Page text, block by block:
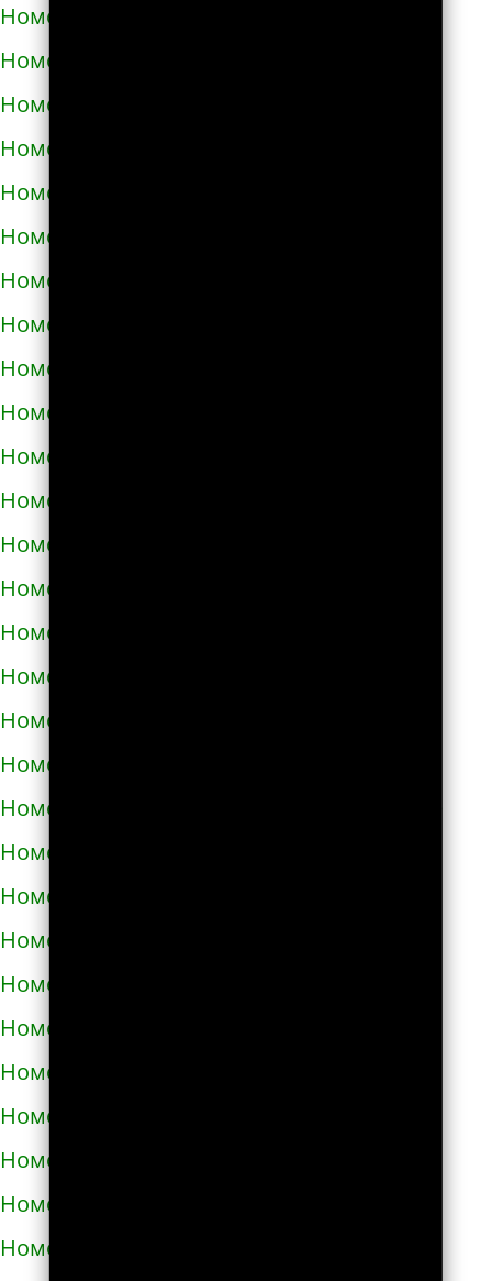
Номера телефонов такси в Терновке
Номера телефонов такси в Тернополе
Номера телефонов такси в Токмаке
Номера телефонов такси в Тростянце
Номера телефонов такси в Трускавце
Номера телефонов такси в Тульчине
Номера телефонов такси в Ужгороде
Номера телефонов такси в Узине
Номера телефонов такси в Украинке
Номера телефонов такси в Умани
Номера телефонов такси в Фастове
Номера телефонов такси в Харькове
Номера телефонов такси в Херсоне
Номера телефонов такси в Хмельнике
Номера телефонов такси в Хмельницком
Номера телефонов такси в Хороле
Номера телефонов такси в Христиновке
Номера телефонов такси в Хусте
Номера телефонов такси в Червонограде
Номера телефонов такси в Черкассах
Номера телефонов такси в Чернигове
Номера телефонов такси в Черновцах
Номера телефонов такси в Черноморске
Номера телефонов такси в Чорткове
Номера телефонов такси в Чугуеве
Номера телефонов такси в Шепетовке
Номера телефонов такси в Шостке
Номера телефонов такси в Шполе
Номера телефонов такси в Энергодаре